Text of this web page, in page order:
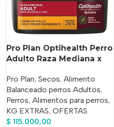
Pro Plan Optihealth Perro
Adulto Raza Mediana x
Pro Plan, Secos, Alimento
Balanceado perros Adultos,
Perros, Alimentos para perros,
KG EXTRAS, OFERTAS
$ 115.000,00